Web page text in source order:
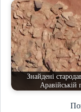
Знайдені
Аравійській